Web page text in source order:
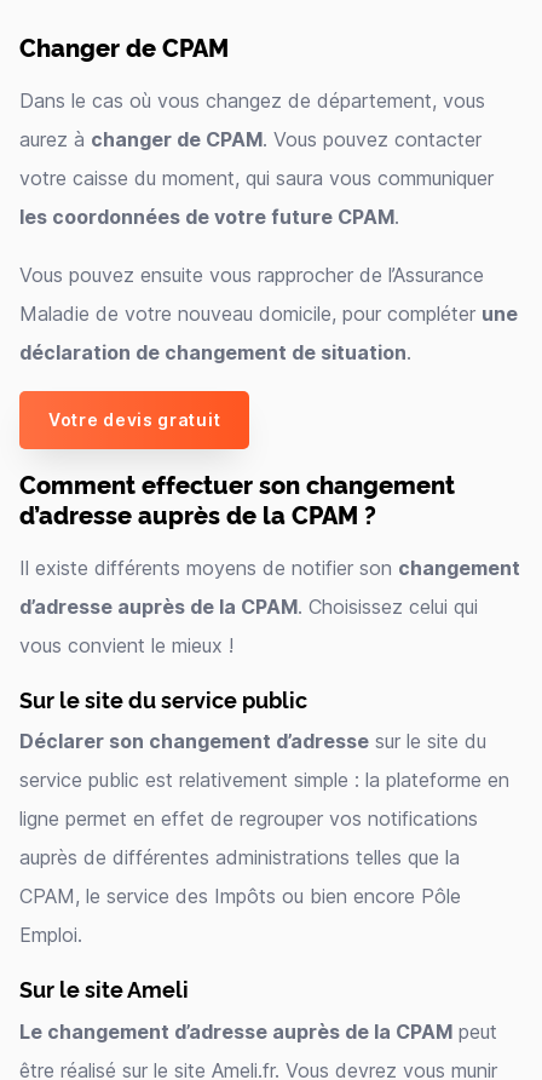
Changer de CPAM
Dans le cas où vous changez de département, vous
aurez à changer de CPAM. Vous pouvez contacter
votre caisse du moment, qui saura vous communiquer
les coordonnées de votre future CPAM.
Vous pouvez ensuite vous rapprocher de l’Assurance
Maladie de votre nouveau domicile, pour compléter une
déclaration de changement de situation.
Votre devis gratuit
Comment effectuer son changement
d’adresse auprès de la CPAM ?
Il existe différents moyens de notifier son changement
d’adresse auprès de la CPAM. Choisissez celui qui
vous convient le mieux !
Sur le site du service public
Déclarer son changement d’adresse sur le site du
service public est relativement simple : la plateforme en
ligne permet en effet de regrouper vos notifications
auprès de différentes administrations telles que la
CPAM, le service des Impôts ou bien encore Pôle
Emploi.
Sur le site Ameli
Le changement d’adresse auprès de la CPAM peut
être réalisé sur le site Ameli.fr. Vous devrez vous munir